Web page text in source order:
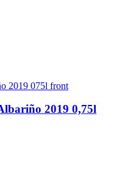
2019 0,75l